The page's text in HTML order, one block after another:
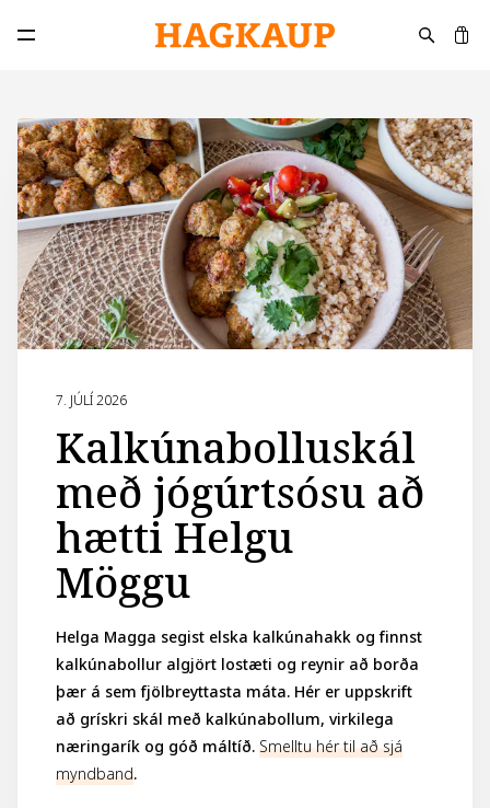
Opna aðalvalmynd
7. JÚLÍ 2026
Kalkúnabolluskál
með jógúrtsósu að
hætti Helgu
Möggu
Helga Magga segist elska kalkúnahakk og finnst
kalkúnabollur algjört lostæti og reynir að borða
þær á sem fjölbreyttasta máta. Hér er uppskrift
að grískri skál með kalkúnabollum, virkilega
næringarík og góð máltíð. Smelltu hér til að sjá
myndband.